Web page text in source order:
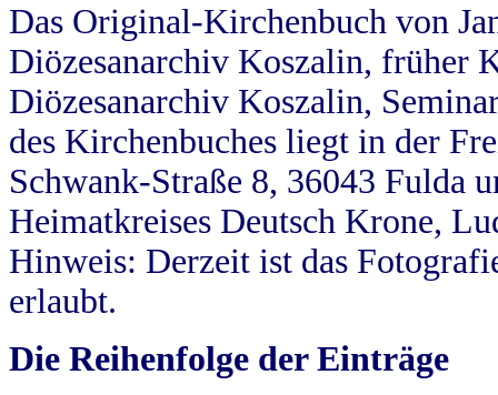
Das Original-Kirchenbuch von
Diözesanarchiv Koszalin, früher
Diözesanarchiv Koszalin,
des Kirchenbuches liegt in der
Schwank-Straße 8, 36043 Fulda
Heimatkreises Deutsch Krone,
Hinweis: Derzeit ist das
erlaubt.
Die Reihenfolge der Einträge